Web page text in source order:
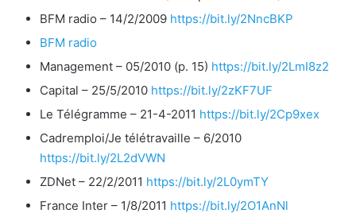
BFM radio – 14/2/2009 https://bit.ly/2NncBKP
BFM radio
Management – 05/2010 (p. 15) https://bit.ly/2LmI8z2
Capital – 25/5/2010 https://bit.ly/2zKF7UF
Le Télégramme – 21-4-2011 https://bit.ly/2Cp9xex
Cadremploi/Je télétravaille – 6/2010
https://bit.ly/2L2dVWN
ZDNet – 22/2/2011 https://bit.ly/2L0ymTY
France Inter – 1/8/2011 https://bit.ly/2O1AnNl